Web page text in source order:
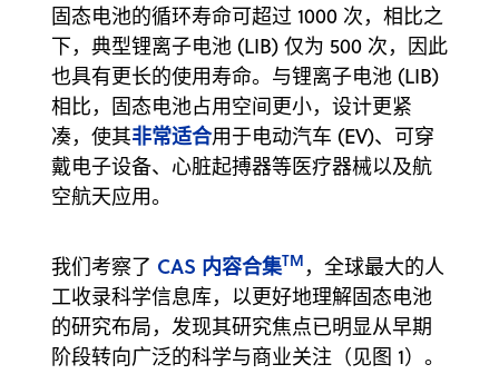
固态电池的循环寿命可超过 1000 次，相比之
下，典型锂离子电池 (LIB) 仅为 500 次，因此
也具有更长的使用寿命。与锂离子电池 (LIB)
相比，固态电池占用空间更小，设计更紧
凑，使其非常适合用于电动汽车 (EV)、可穿
戴电子设备、心脏起搏器等医疗器械以及航
空航天应用。
我们考察了 CAS 内容合集TM ，全球最大的人
工收录科学信息库，以更好地理解固态电池
的研究布局，发现其研究焦点已明显从早期
阶段转向广泛的科学与商业关注（见图 1）。